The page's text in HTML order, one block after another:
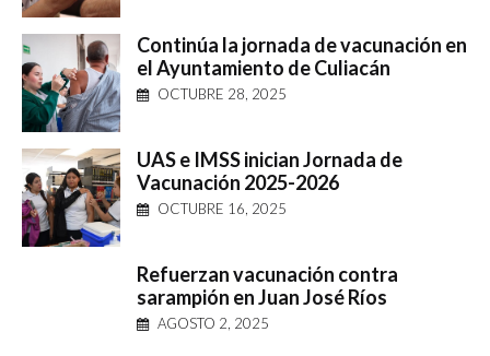
Continúa la jornada de vacunación en
el Ayuntamiento de Culiacán
OCTUBRE 28, 2025
UAS e IMSS inician Jornada de
Vacunación 2025-2026
OCTUBRE 16, 2025
Refuerzan vacunación contra
sarampión en Juan José Ríos
AGOSTO 2, 2025